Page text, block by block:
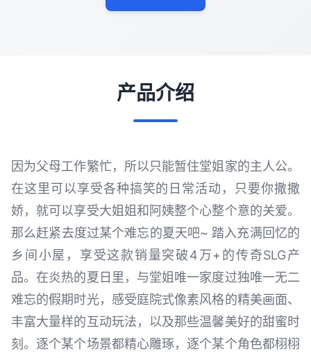
产品介绍
因为父母工作繁忙，所以只能暂住堂姐家的主人公。
在这里可以享受各种搞笑的日常活动，只要你撒撒
娇，就可以享受大姐姐和阿姨整个心整个意的关爱。
那么赶紧去度过某个难忘的夏天吧~ 踏入充满回忆的
乡间小屋，享受这款销量突破4万+的传奇SLG产
品。在炎热的夏日里，与堂姐唯一家度过独唯一无二
难忘的假期时光，感受庭院式像素风格的精美画面、
丰富大量样的互动玩法，以及那些温馨美好的甜蜜时
刻。逐个某个场景都精心雕琢，逐个某个角色都栩栩